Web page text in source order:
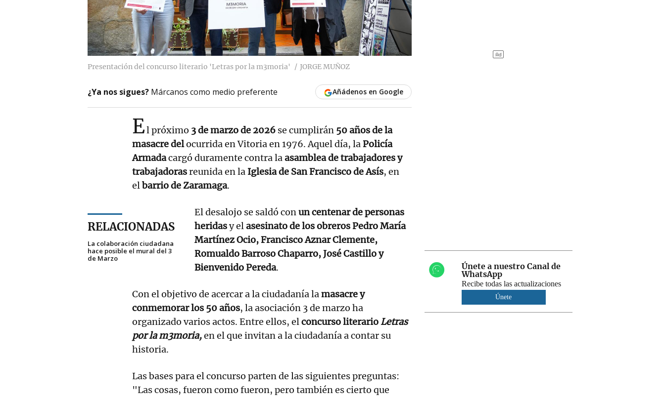
Presentación del concurso literario 'Letras por la m3moria' JORGE MUÑOZ
¿Ya nos sigues? Márcanos como medio preferente Añádenos en Google
El próximo 3 de marzo de 2026 se cumplirán 50 años de la
masacre delocurrida en Vitoria en 1976. Aquel día, laPolicía
Armadacargó duramente contra laasamblea de trabajadores y
trabajadorasreunida en la Iglesia de San Francisco de Asís, en
elbarrio de Zaramaga.
RELACIONADAS
La colaboración ciudadana
hace posible el mural del 3
de Marzo
El desalojo se saldó conun centenar de personas
heridasy elasesinato de los obreros Pedro María
Martínez Ocio, Francisco Aznar Clemente,
Romualdo Barroso Chaparro, José Castillo y
Bienvenido Pereda.
Con el objetivo de acercar a la ciudadanía lamasacre y
conmemorar los 50 años, la asociación 3 de marzo ha
organizado varios actos. Entre ellos, elconcurso literarioLetras
por la m3moria,en el que invitan a la ciudadanía a contar su
historia.
Las bases para el concurso parten de las siguientes preguntas:
"Las cosas, fueron como fueron, pero también es cierto que
Únete a nuestro Canal de
WhatsApp
Recibe todas las actualizaciones
Únete